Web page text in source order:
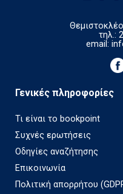
τηλ.:
email:
Γενικές πληροφορίες
Τι είναι το bookpoint
Συχνές ερωτήσεις
Οδηγίες αναζήτησης
Επικοινωνία
Πολιτική απορρήτου